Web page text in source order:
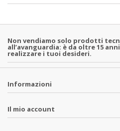
Non vendiamo solo prodotti
all’avanguardia: è da oltre 15
realizzare i tuoi desideri.
Informazioni
Il mio account